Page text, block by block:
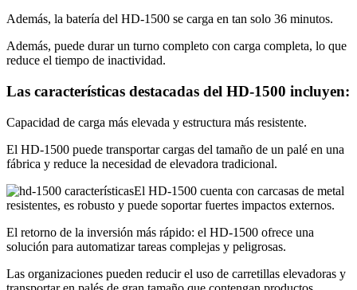
Además, la batería del HD-1500 se carga en tan solo 36 minutos.
Además, puede durar un turno completo con carga completa, lo que
reduce el tiempo de inactividad.
Las características destacadas del HD-1500 incluyen:
Capacidad de carga más elevada y estructura más resistente.
El HD-1500 puede transportar cargas del tamaño de un palé en una
fábrica y reduce la necesidad de elevadora tradicional.
El HD-1500 cuenta con carcasas de metal
resistentes, es robusto y puede soportar fuertes impactos externos.
El retorno de la inversión más rápido: el HD-1500 ofrece una
solución para automatizar tareas complejas y peligrosas.
Las organizaciones pueden reducir el uso de carretillas elevadoras y